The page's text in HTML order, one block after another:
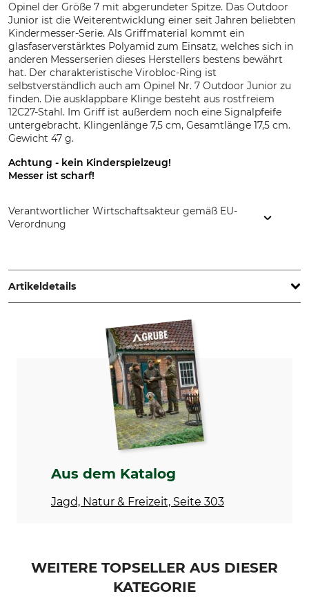
Opinel der Größe 7 mit abgerundeter Spitze. Das Outdoor
Junior ist die Weiterentwicklung einer seit Jahren beliebten
Kindermesser-Serie. Als Griffmaterial kommt ein
glasfaserverstärktes Polyamid zum Einsatz, welches sich in
anderen Messerserien dieses Herstellers bestens bewährt
hat. Der charakteristische Virobloc-Ring ist
selbstverständlich auch am Opinel Nr. 7 Outdoor Junior zu
finden. Die ausklappbare Klinge besteht aus rostfreiem
12C27-Stahl. Im Griff ist außerdem noch eine Signalpfeife
untergebracht. Klingenlänge 7,5 cm, Gesamtlänge 17,5 cm.
Gewicht 47 g.
Achtung - kein Kinderspielzeug!
Messer ist scharf!
Verantwortlicher Wirtschaftsakteur gemäß EU-
Verordnung
Chambéry, France, www.opinel.com
Artikeldetails
Griffmaterial
Kunststoff
Klingenlänge
7,5 cm
Produkttyp
Messer
Junior mit Signalpfeife
Farbe
Gewicht
Aus dem Katalog
Jagd, Natur & Freizeit, Seite 303
WEITERE TOPSELLER AUS DIESER
KATEGORIE